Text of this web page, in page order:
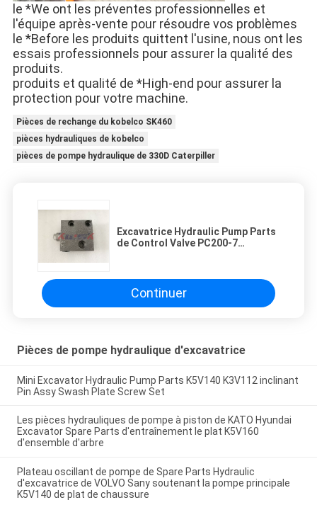
le *We ont les préventes professionnelles et
l'équipe après-vente pour résoudre vos problèmes
le *Before les produits quittent l'usine, nous ont les
essais professionnels pour assurer la qualité des
produits.
produits et qualité de *High-end pour assurer la
protection pour votre machine.
Pièces de rechange du kobelco SK460
pièces hydrauliques de kobelco
pièces de pompe hydraulique de 330D Caterpiller
Excavatrice Hydraulic Pump Parts
de Control Valve PC200-7
Continuer
Pièces de pompe hydraulique d'excavatrice
Mini Excavator Hydraulic Pump Parts K5V140 K3V112 inclinant
Pin Assy Swash Plate Screw Set
Les pièces hydrauliques de pompe à piston de KATO Hyundai
Excavator Spare Parts d'entraînement le plat K5V160
d'ensemble d'arbre
Plateau oscillant de pompe de Spare Parts Hydraulic
d'excavatrice de VOLVO Sany soutenant la pompe principale
K5V140 de plat de chaussure